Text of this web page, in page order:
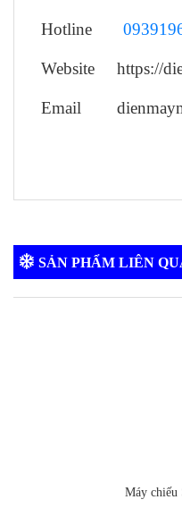
Hotline
Website https://
Email
SẢN PHẨM LIÊN
Máy chiếu
Máy chiếu